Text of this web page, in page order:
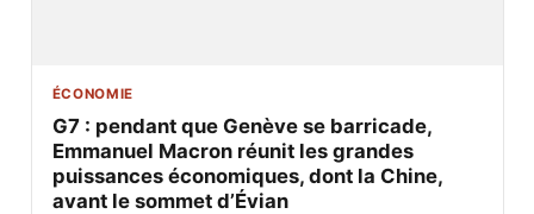
ÉCONOMIE
G7 : pendant que Genève se barricade,
Emmanuel Macron réunit les grandes
puissances économiques, dont la Chine,
avant le sommet d’Évian